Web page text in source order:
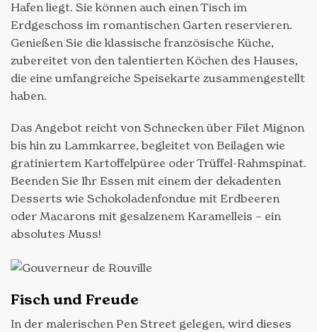
Hafen liegt. Sie können auch einen Tisch im
Erdgeschoss im romantischen Garten reservieren.
Genießen Sie die klassische französische Küche,
zubereitet von den talentierten Köchen des Hauses,
die eine umfangreiche Speisekarte zusammengestellt
haben.
Das Angebot reicht von Schnecken über Filet Mignon
bis hin zu Lammkarree, begleitet von Beilagen wie
gratiniertem Kartoffelpüree oder Trüffel-Rahmspinat.
Beenden Sie Ihr Essen mit einem der dekadenten
Desserts wie Schokoladenfondue mit Erdbeeren
oder Macarons mit gesalzenem Karamelleis – ein
absolutes Muss!
Fisch und Freude
In der malerischen Pen Street gelegen, wird dieses